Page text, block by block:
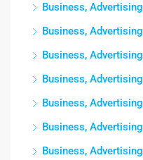
Business, Advertising
Business, Advertising
Business, Advertising
Business, Advertising
Business, Advertising
Business, Advertising
Business, Advertising